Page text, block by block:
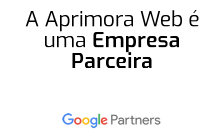
A Aprimora Web é
uma Empresa
Parceira